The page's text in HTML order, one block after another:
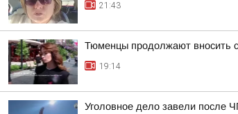
21:43
Тюменцы продолжают вносить
19:14
Уголовное дело завели после